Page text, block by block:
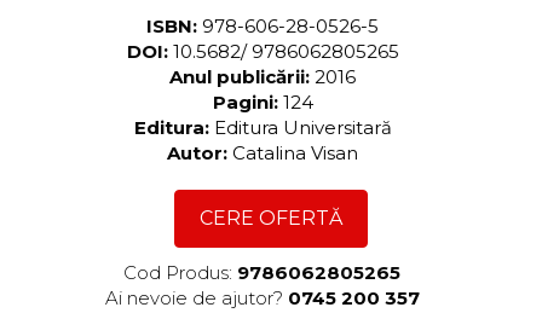
ISBN: 978-606-28-0526-5
DOI: 10.5682/ 9786062805265
Anul publicării: 2016
Pagini: 124
Editura: Editura Universitară
Autor: Catalina Visan
CERE OFERTĂ
Cod Produs: 9786062805265
Ai nevoie de ajutor? 0745 200 357